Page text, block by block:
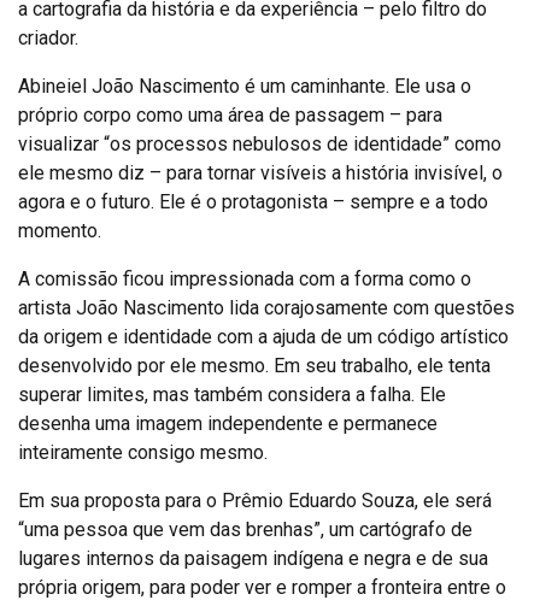
a cartografia da história e da experiência – pelo filtro do
criador.
Abineiel João Nascimento é um caminhante. Ele usa o
próprio corpo como uma área de passagem – para
visualizar “os processos nebulosos de identidade” como
ele mesmo diz – para tornar visíveis a história invisível, o
agora e o futuro. Ele é o protagonista – sempre e a todo
momento.
A comissão ficou impressionada com a forma como o
artista João Nascimento lida corajosamente com questões
da origem e identidade com a ajuda de um código artístico
desenvolvido por ele mesmo. Em seu trabalho, ele tenta
superar limites, mas também considera a falha. Ele
desenha uma imagem independente e permanece
inteiramente consigo mesmo.
Em sua proposta para o Prêmio Eduardo Souza, ele será
“uma pessoa que vem das brenhas”, um cartógrafo de
lugares internos da paisagem indígena e negra e de sua
própria origem, para poder ver e romper a fronteira entre o